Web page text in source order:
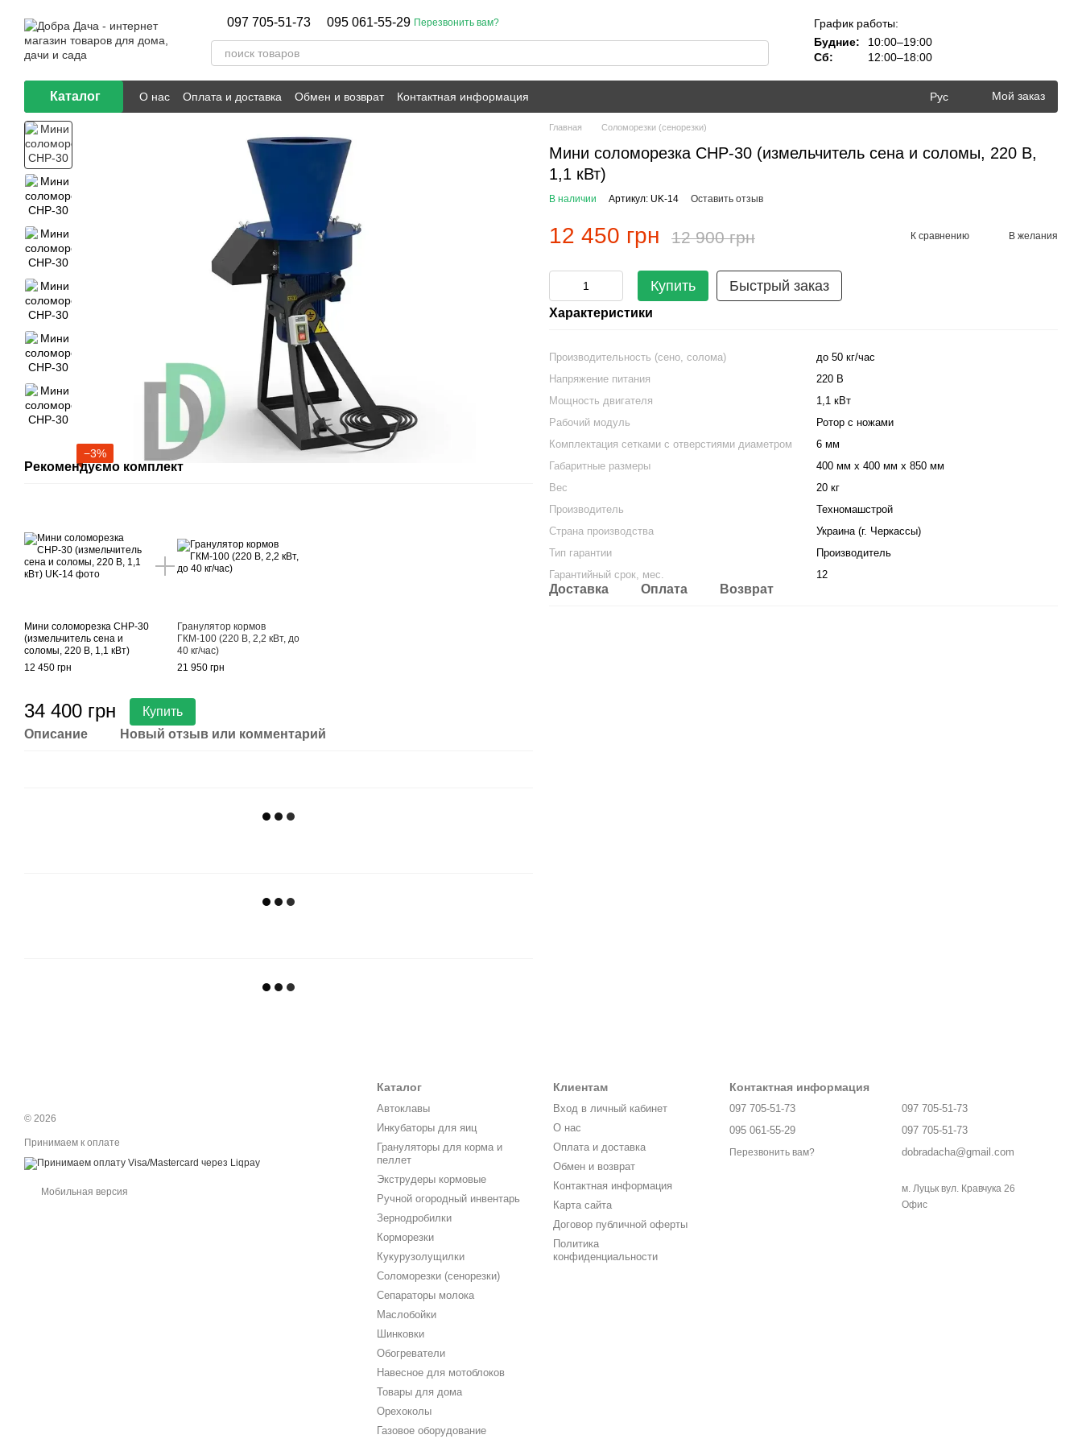
097 705-51-73 095 061-55-29 Перезвонить вам?
График работы:
Будние:
10:00–19:00
Сб:
12:00–18:00
Каталог О нас Оплата и доставка Обмен и возврат Контактная информация Рус Мой заказ
−3%
Рекомендуємо комплект
Мини соломорезка СНР-30
(измельчитель сена и
соломы, 220 В, 1,1 кВт)
12 450 грн
Гранулятор кормов
ГКМ-100 (220 В, 2,2 кВт, до
40 кг/час)
21 950 грн
34 400 грн
Купить
Описание
Новый отзыв или комментарий
Главная Соломорезки (сенорезки)
Мини соломорезка СНР-30 (измельчитель сена и соломы, 220 В,
1,1 кВт)
В наличии Артикул: UK-14 Оставить отзыв
12 450 грн 12 900 грн К сравнению В желания
Купить Быстрый заказ
Характеристики
Производительность (сено, солома)
до 50 кг/час
Напряжение питания
220 В
Мощность двигателя
1,1 кВт
Рабочий модуль
Ротор с ножами
Комплектация сетками с отверстиями диаметром
6 мм
Габаритные размеры
400 мм х 400 мм х 850 мм
Вес
20 кг
Производитель
Техномашстрой
Страна производства
Украина (г. Черкассы)
Тип гарантии
Производитель
Гарантийный срок, мес.
12
Доставка Оплата Возврат
© 2026
Принимаем к оплате
Мобильная версия
Каталог
Автоклавы
Инкубаторы для яиц
Грануляторы для корма и
пеллет
Экструдеры кормовые
Ручной огородный инвентарь
Зернодробилки
Корморезки
Кукурузолущилки
Соломорезки (сенорезки)
Сепараторы молока
Маслобойки
Шинковки
Обогреватели
Навесное для мотоблоков
Товары для дома
Орехоколы
Газовое оборудование
Клиентам
Вход в личный кабинет
О нас
Оплата и доставка
Обмен и возврат
Контактная информация
Карта сайта
Договор публичной оферты
Политика
конфиденциальности
Контактная информация
097 705-51-73
095 061-55-29
Перезвонить вам?
097 705-51-73
097 705-51-73
dobradacha@gmail.com
м. Луцьк вул. Кравчука 26
Офис